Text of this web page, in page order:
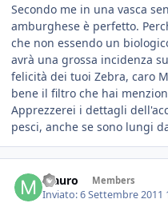
Secondo me in una vasca
amburghese è perfetto.
che non essendo un
avrà una grossa incidenza
felicità dei tuoi Zebra, caro
bene il filtro che hai
Apprezzerei i dettagli
pesci, anche se sono lungi
Mauro Members
Inviato:6 Settembre 2011